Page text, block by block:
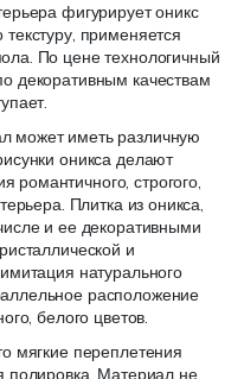
фигурирует оникс
применяется
По цене технологичный
декоративным качествам
может иметь различную
оникса делают
строгого,
Плитка из оникса,
и ее декоративными
и
натурального
расположение
белого цветов.
мягкие переплетения
полировка. Материал не